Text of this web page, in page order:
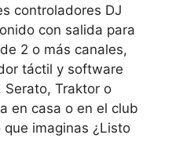
controladores DJ
con salida para
2 o más canales,
táctil y software
Serato, Traktor o
en casa o en el club
imaginas ¿Listo